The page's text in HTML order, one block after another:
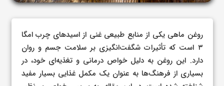
روغن ماهی یکی از منابع طبیعی غنی از اسیدهای چرب امگا
۳ است که تأثیرات شگفت‌انگیزی بر سلامت جسم و روان
دارد. این روغن به دلیل خواص درمانی و تغذیه‌ای خود، در
بسیاری از فرهنگ‌ها به عنوان یک مکمل غذایی بسیار مفید